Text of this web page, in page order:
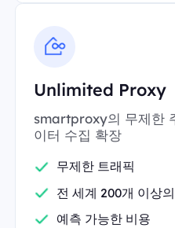
Unlimited Proxy
smartproxy의 무제한
이터 수집 확장
무제한 트래픽
전 세계 200개 이상
예측 가능한 비용